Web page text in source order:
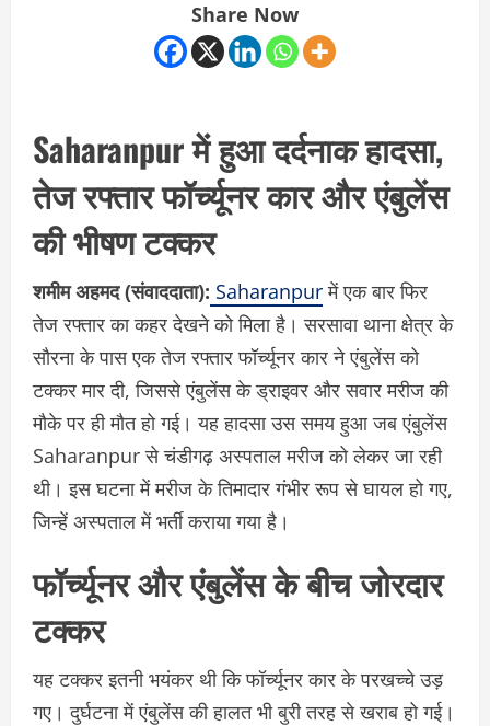
Share Now
Saharanpur में हुआ दर्दनाक हादसा,
तेज रफ्तार फॉर्च्यूनर कार और एंबुलेंस
की भीषण टक्कर
शमीम अहमद (संवाददाता): Saharanpurमें एक बार फिर
तेज रफ्तार का कहर देखने को मिला है। सरसावा थाना क्षेत्र के
सौरना के पास एक तेज रफ्तार फॉर्च्यूनर कार ने एंबुलेंस को
टक्कर मार दी, जिससे एंबुलेंस के ड्राइवर और सवार मरीज की
मौके पर ही मौत हो गई। यह हादसा उस समय हुआ जब एंबुलेंस
Saharanpur से चंडीगढ़ अस्पताल मरीज को लेकर जा रही
थी। इस घटना में मरीज के तिमादार गंभीर रूप से घायल हो गए,
जिन्हें अस्पताल में भर्ती कराया गया है।
फॉर्च्यूनर और एंबुलेंस के बीच जोरदार
टक्कर
यह टक्कर इतनी भयंकर थी कि फॉर्च्यूनर कार के परखच्चे उड़
गए। दुर्घटना में एंबुलेंस की हालत भी बुरी तरह से खराब हो गई।